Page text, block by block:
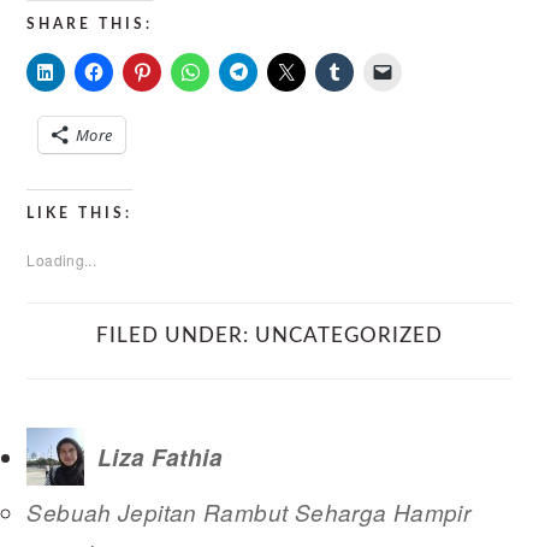
SHARE THIS:
More
LIKE THIS:
Loading...
FILED UNDER: UNCATEGORIZED
Liza Fathia
Sebuah Jepitan Rambut Seharga Hampir